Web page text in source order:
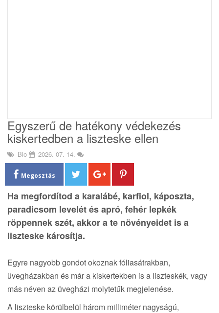
Egyszerű de hatékony védekezés
kiskertedben a liszteske ellen
Bio 2026. 07. 14.
Megosztás
Ha megfordítod a karalábé, karfiol, káposzta,
paradicsom levelét és apró, fehér lepkék
röppennek szét, akkor a te növényeidet is a
liszteske károsítja.
Egyre nagyobb gondot okoznak fóliasátrakban,
üvegházakban és már a kiskertekben is a liszteskék, vagy
más néven az üvegházi molytetűk megjelenése.
A liszteske körülbelül három milliméter nagyságú,